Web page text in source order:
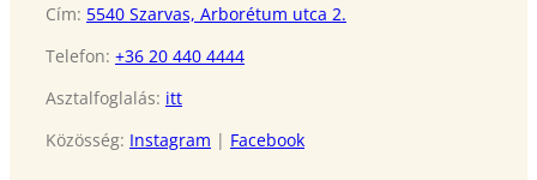
Cím: 5540 Szarvas, Arborétum utca 2.
Telefon: +36 20 440 4444
Asztalfoglalás: itt
Közösség: Instagram | Facebook